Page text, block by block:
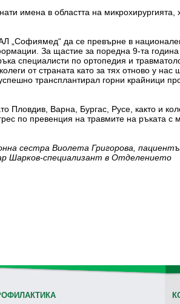
имена в областта на
„Софиямед“ да се превърне в
За щастие за поредна 9-та
специалисти по ортопедия и
от страната като за тях отново у
трансплантирал горни крайници
Пловдив, Варна, Бургас, Русе, както и
по превенция на травмите на ръката с
сестра Виолета Григорова,
Шарков-специализант в Отделението